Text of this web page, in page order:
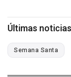
Últimas
Semana Santa